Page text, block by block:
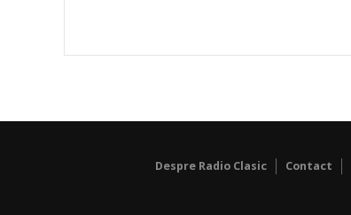
Despre Radio Clasic Contact